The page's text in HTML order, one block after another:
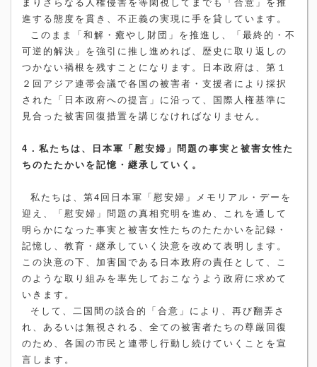
進する態度を貫き、不正義の実現に手を貸しています。
このまま「和解・癒やし財団」を推進し、「最終的・不
可逆的解決」を強引に推し進めれば、歴史に取り返しの
つかない禍根を残すことになります。日本政府は、第１
２回アジア連帯会議で各国の被害者・支援者により採択
された「日本政府への提言」に沿って、国際人権基準に
見合った被害回復措置を講じなければなりません。
4．私たちは、日本軍「慰安婦」問題の事実と被害女性た
ちのたたかいを記憶・継承していく。
私たちは、第4回日本軍「慰安婦」メモリアル・デーを
迎え、「慰安婦」問題の真相究明を進め、これを通して
明らかになった事実と被害女性たちのたたかいを記録・
記憶し、教育・継承していく決意を改めて表明します。
この決意の下、加害国である日本政府の責任として、こ
のような取り組みを率先しておこなうよう政府に求めて
いきます。
そして、二国間の談合的「合意」により、再び翻弄さ
れ、あるいは無視される、全ての被害者たちの尊厳回復
のため、各国の市民と連帯し行動し続けていくことを宣
言します。